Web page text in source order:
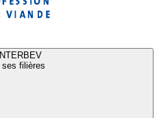
INTERBEV
ses filières